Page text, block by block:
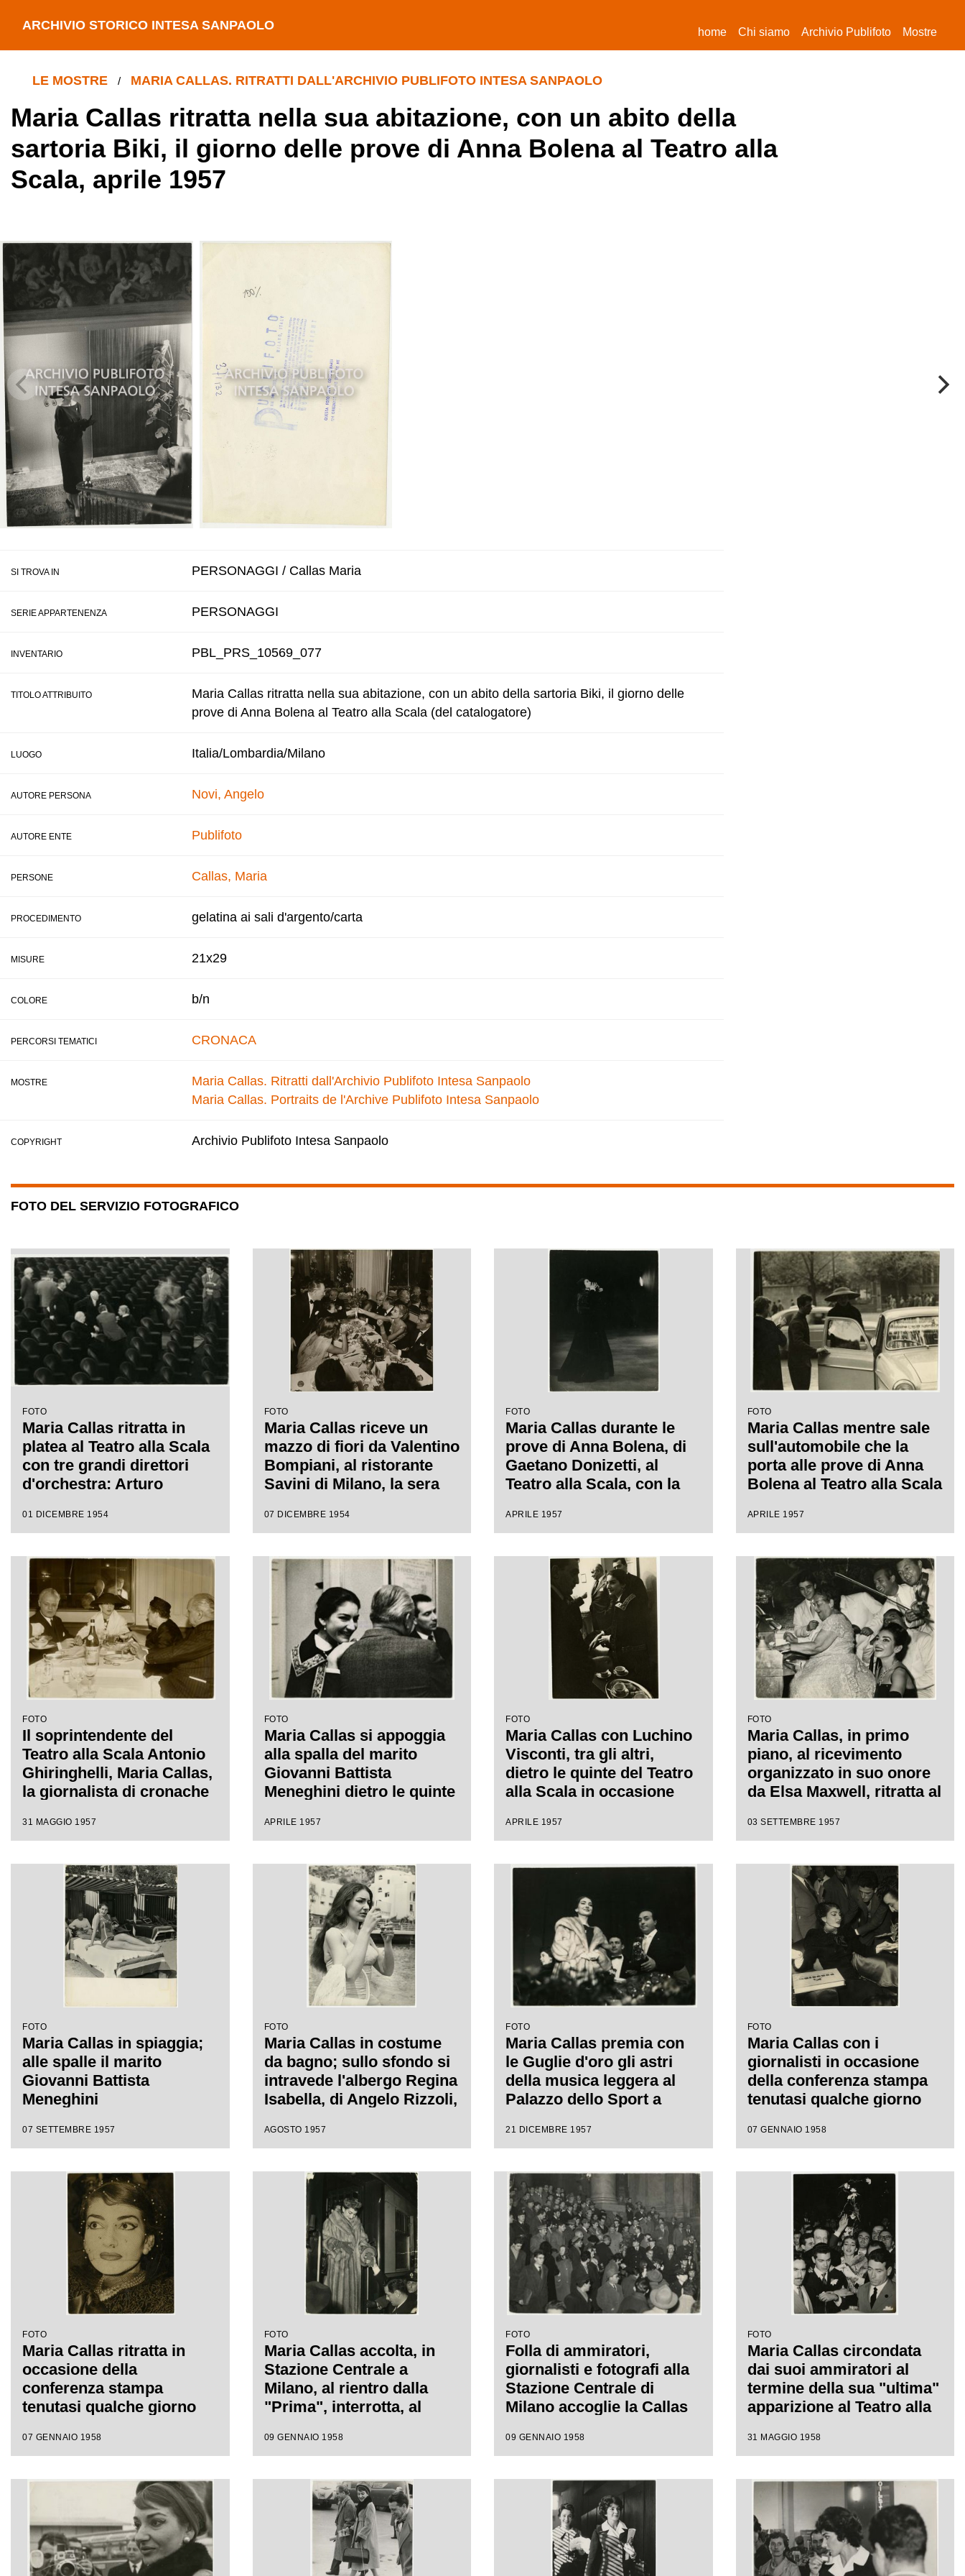
ARCHIVIO STORICO INTESA SANPAOLO home(current)
Chi siamo Archivio Publifoto Mostre
LE MOSTRE / MARIA CALLAS. RITRATTI DALL'ARCHIVIO PUBLIFOTO INTESA SANPAOLO
Maria Callas ritratta nella sua abitazione, con un abito della
sartoria Biki, il giorno delle prove di Anna Bolena al Teatro alla
Scala, aprile 1957
SI TROVA IN PERSONAGGI / Callas Maria
SERIE APPARTENENZA PERSONAGGI
INVENTARIO PBL_PRS_10569_077
TITOLO ATTRIBUITO
Maria Callas ritratta nella sua abitazione, con un abito della sartoria Biki, il giorno delle
prove di Anna Bolena al Teatro alla Scala (del catalogatore)
LUOGO Italia/Lombardia/Milano
AUTORE PERSONA Novi, Angelo
AUTORE ENTE Publifoto
PERSONE Callas, Maria
PROCEDIMENTO gelatina ai sali d'argento/carta
MISURE 21x29
COLORE b/n
PERCORSI TEMATICI CRONACA
MOSTRE
Maria Callas. Ritratti dall'Archivio Publifoto Intesa Sanpaolo
Maria Callas. Portraits de l'Archive Publifoto Intesa Sanpaolo
COPYRIGHT Archivio Publifoto Intesa Sanpaolo
FOTO DEL SERVIZIO FOTOGRAFICO
FOTO
Maria Callas ritratta in
platea al Teatro alla Scala
con tre grandi direttori
d'orchestra: Arturo
Sabata e Antonino Votto,
prove de La Vestale,
opera che il 7 dicembre
1954 avrebbe inaugurato
la stagione lirica scaligera
01 DICEMBRE 1954
FOTO
Maria Callas riceve un
mazzo di fiori da Valentino
Bompiani, al ristorante
Savini di Milano, la sera
di Gaspare Spontini. Alla
Luchino Visconti, a capo
tavola il marito Giovanni
Battista Meneghini, a
sinistra del quale è seduto
il soprintendente del
Teatro alla Scala Antonio
Ghiringhelli
07 DICEMBRE 1954
FOTO
Maria Callas durante le
prove di Anna Bolena, di
Gaetano Donizetti, al
Teatro alla Scala, con la
APRILE 1957
FOTO
Maria Callas mentre sale
sull'automobile che la
porta alle prove di Anna
Bolena al Teatro alla Scala
APRILE 1957
FOTO
Il soprintendente del
Teatro alla Scala Antonio
Ghiringhelli, Maria Callas,
la giornalista di cronache
marito della soprano
Meneghini al ristorante
Savini a Milano
31 MAGGIO 1957
FOTO
Maria Callas si appoggia
alla spalla del marito
Giovanni Battista
Meneghini dietro le quinte
occasione delle prove di
Donizetti
APRILE 1957
FOTO
Maria Callas con Luchino
Visconti, tra gli altri,
dietro le quinte del Teatro
alla Scala in occasione
Bolena; sullo sfondo il
Meneghini
APRILE 1957
FOTO
Maria Callas, in primo
piano, al ricevimento
organizzato in suo onore
da Elsa Maxwell, ritratta al
03 SETTEMBRE 1957
FOTO
Maria Callas in spiaggia;
alle spalle il marito
Giovanni Battista
Meneghini
07 SETTEMBRE 1957
FOTO
Maria Callas in costume
da bagno; sullo sfondo si
intravede l'albergo Regina
Isabella, di Angelo Rizzoli,
alloggiava
AGOSTO 1957
FOTO
Maria Callas premia con
le Guglie d'oro gli astri
della musica leggera al
Palazzo dello Sport a
Gran galà della canzone;
Latilla.
21 DICEMBRE 1957
FOTO
Maria Callas con i
giornalisti in occasione
della conferenza stampa
tenutasi qualche giorno
della stagione del Teatro
soprano, che interpretava
la Norma di Bellini, alla
fine del primo atto si ritirò
in camerino a causa di
una brutta raucedine e
non rientrò in scena
07 GENNAIO 1958
FOTO
Maria Callas ritratta in
occasione della
conferenza stampa
tenutasi qualche giorno
della stagione del Teatro
soprano, che interpretava
la Norma di Bellini, alla
fine del primo atto si ritirò
in camerino a causa di
una brutta raucedine e
07 GENNAIO 1958
FOTO
Maria Callas accolta, in
Stazione Centrale a
Milano, al rientro dalla
"Prima", interrotta, al
09 GENNAIO 1958
FOTO
Folla di ammiratori,
giornalisti e fotografi alla
Stazione Centrale di
Milano accoglie la Callas
interrotta, al Teatro
09 GENNAIO 1958
FOTO
Maria Callas circondata
dai suoi ammiratori al
termine della sua "ultima"
apparizione al Teatro alla
interpretato l'opera Il
31 MAGGIO 1958